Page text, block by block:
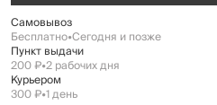
Самовывоз
Бесплатно•Сегодня и позже
Пункт выдачи
200 ₽•2 рабочих дня
Курьером
300 ₽•1 день